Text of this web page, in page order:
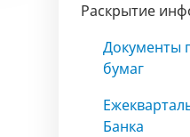
Раскрытие
Документы
бумаг
Банка